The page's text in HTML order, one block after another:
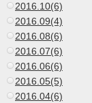
2016.10(6)
2016.09(4)
2016.08(6)
2016.07(6)
2016.06(6)
2016.05(5)
2016.04(6)